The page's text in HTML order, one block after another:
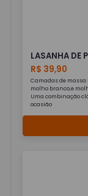
LASANHA DE
R$ 39,90
Camadas de
molho branco,e
Uma combinação
ocasião